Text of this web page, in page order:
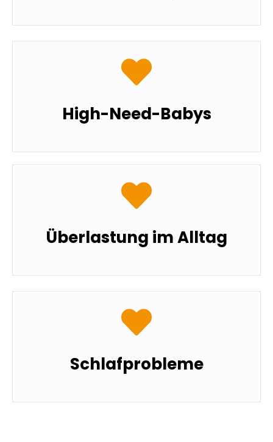
High-Need-Babys
Überlastung im Alltag
Schlafprobleme